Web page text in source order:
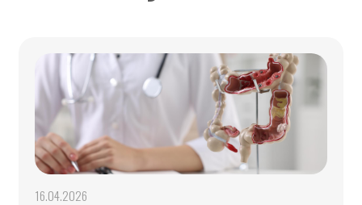
16.04.2026